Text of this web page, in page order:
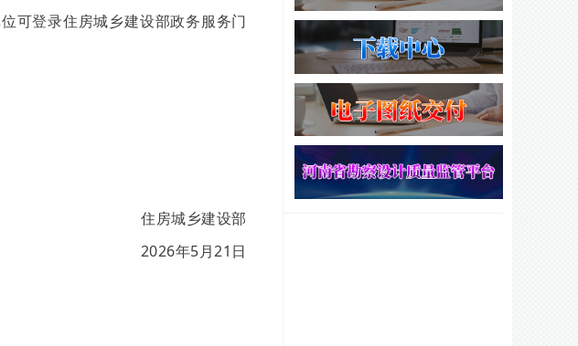
可登录住房城乡建设部政务服务门
住房城乡建设部
2026年5月21日